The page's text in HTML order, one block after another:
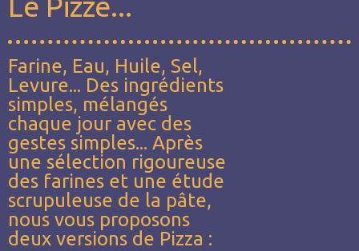
Farine, Eau, Huile, Sel,
Levure... Des ingrédients
simples, mélangés
chaque jour avec des
gestes simples... Après
une sélection rigoureuse
des farines et une étude
scrupuleuse de la pâte,
nous vous proposons
deux versions de Pizza :